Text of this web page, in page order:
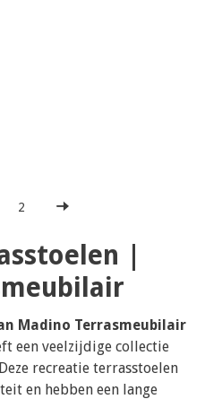
2
|
Madino Terrasmeubilair
een veelzijdige collectie
recreatie terrasstoelen
en hebben een lange